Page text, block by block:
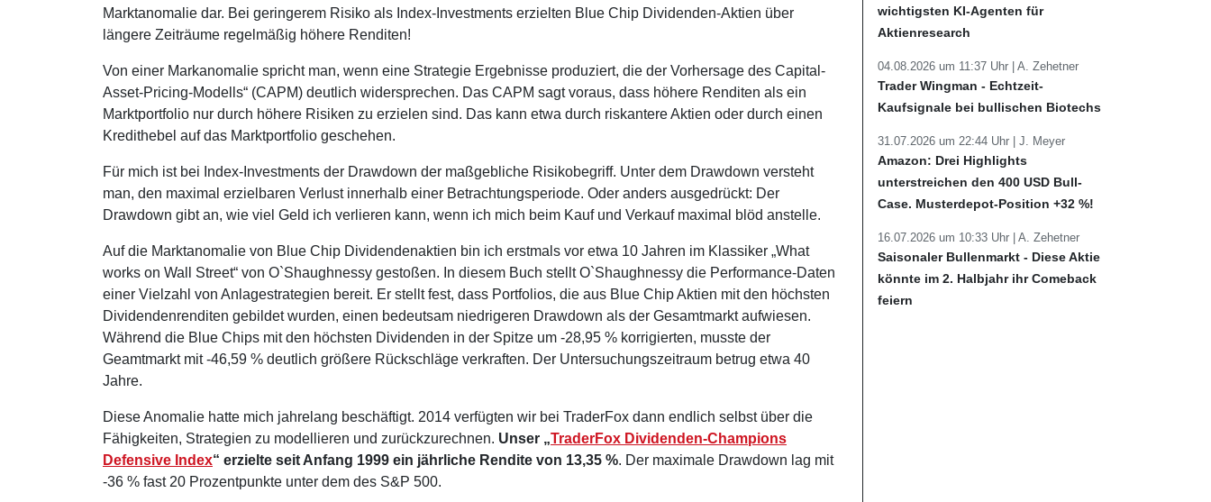
Marktanomalie dar. Bei geringerem Risiko als Index-Investments erzielten Blue Chip Dividenden-Aktien über
längere Zeiträume regelmäßig höhere Renditen!
Von einer Markanomalie spricht man, wenn eine Strategie Ergebnisse produziert, die der Vorhersage des Capital-
Asset-Pricing-Modells“ (CAPM) deutlich widersprechen. Das CAPM sagt voraus, dass höhere Renditen als ein
Marktportfolio nur durch höhere Risiken zu erzielen sind. Das kann etwa durch riskantere Aktien oder durch einen
Kredithebel auf das Marktportfolio geschehen.
Für mich ist bei Index-Investments der Drawdown der maßgebliche Risikobegriff. Unter dem Drawdown versteht
man, den maximal erzielbaren Verlust innerhalb einer Betrachtungsperiode. Oder anders ausgedrückt: Der
Drawdown gibt an, wie viel Geld ich verlieren kann, wenn ich mich beim Kauf und Verkauf maximal blöd anstelle.
Auf die Marktanomalie von Blue Chip Dividendenaktien bin ich erstmals vor etwa 10 Jahren im Klassiker „What
works on Wall Street“ von O`Shaughnessy gestoßen. In diesem Buch stellt O`Shaughnessy die Performance-Daten
einer Vielzahl von Anlagestrategien bereit. Er stellt fest, dass Portfolios, die aus Blue Chip Aktien mit den höchsten
Dividendenrenditen gebildet wurden, einen bedeutsam niedrigeren Drawdown als der Gesamtmarkt aufwiesen.
Während die Blue Chips mit den höchsten Dividenden in der Spitze um -28,95 % korrigierten, musste der
Geamtmarkt mit -46,59 % deutlich größere Rückschläge verkraften. Der Untersuchungszeitraum betrug etwa 40
Jahre.
Diese Anomalie hatte mich jahrelang beschäftigt. 2014 verfügten wir bei TraderFox dann endlich selbst über die
Fähigkeiten, Strategien zu modellieren und zurückzurechnen. Unser „TraderFox Dividenden-Champions
Defensive Index“ erzielte seit Anfang 1999 ein jährliche Rendite von 13,35 %. Der maximale Drawdown lag mit
-36 % fast 20 Prozentpunkte unter dem des S&P 500.
wichtigsten KI-Agenten für
Aktienresearch
04.08.2026 um 11:37 Uhr | A. Zehetner
Trader Wingman - Echtzeit-
Kaufsignale bei bullischen Biotechs
31.07.2026 um 22:44 Uhr | J. Meyer
Amazon: Drei Highlights
unterstreichen den 400 USD Bull-
Case. Musterdepot-Position +32 %!
16.07.2026 um 10:33 Uhr | A. Zehetner
Saisonaler Bullenmarkt - Diese Aktie
könnte im 2. Halbjahr ihr Comeback
feiern